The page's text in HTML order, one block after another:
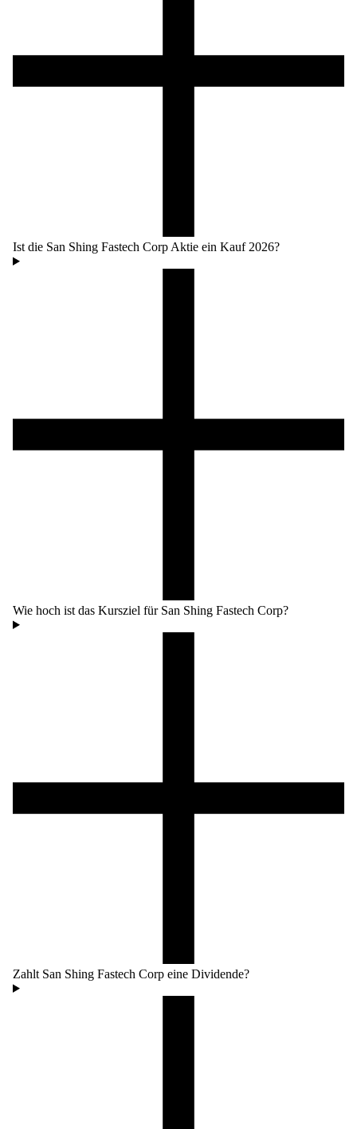
Ist die San Shing Fastech Corp Aktie ein Kauf 2026?
Wie hoch ist das Kursziel für San Shing Fastech Corp?
Zahlt San Shing Fastech Corp eine Dividende?